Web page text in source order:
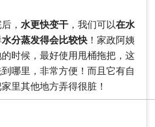
， 水更快变干 ，我们可以在水
水分蒸发得会比较快 ！家政阿姨
时候，最好使用甩桶拖把，这
哪里，非常方便！而且它有自
里其他地方弄得很脏！